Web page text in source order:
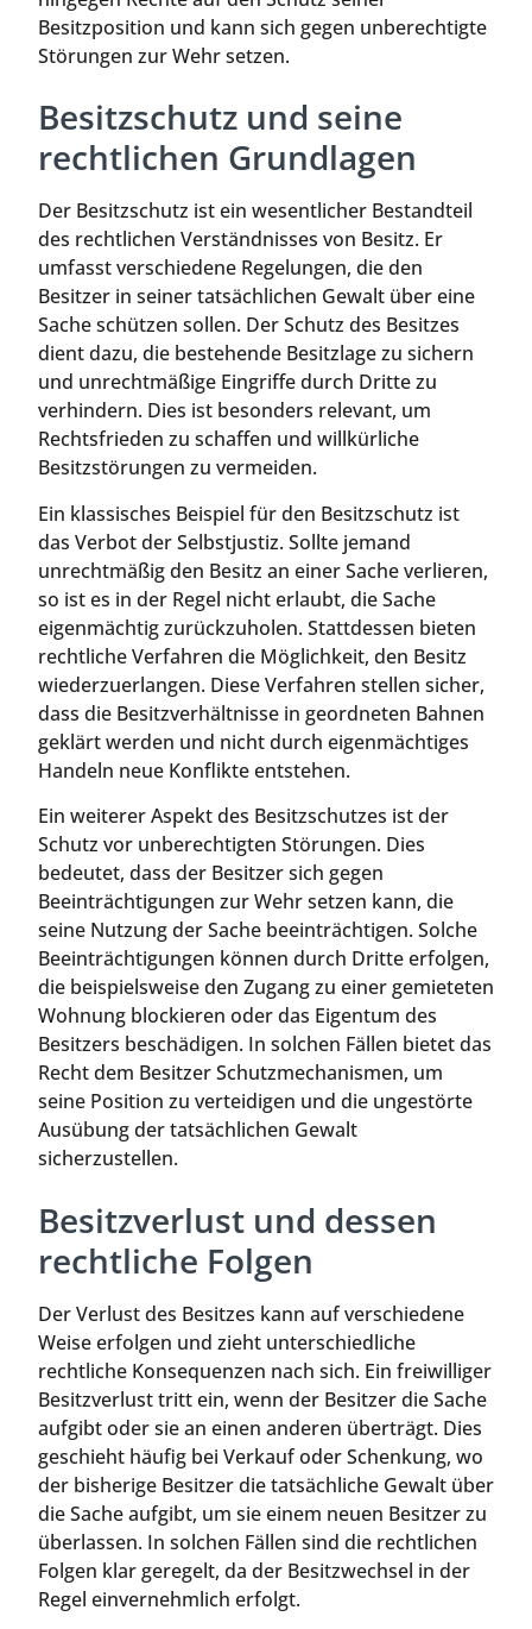
Besitzposition und kann sich gegen unberechtigte
Störungen zur Wehr setzen.
Besitzschutz und seine
rechtlichen Grundlagen
Der Besitzschutz ist ein wesentlicher Bestandteil
des rechtlichen Verständnisses von Besitz. Er
umfasst verschiedene Regelungen, die den
Besitzer in seiner tatsächlichen Gewalt über eine
Sache schützen sollen. Der Schutz des Besitzes
dient dazu, die bestehende Besitzlage zu sichern
und unrechtmäßige Eingriffe durch Dritte zu
verhindern. Dies ist besonders relevant, um
Rechtsfrieden zu schaffen und willkürliche
Besitzstörungen zu vermeiden.
Ein klassisches Beispiel für den Besitzschutz ist
das Verbot der Selbstjustiz. Sollte jemand
unrechtmäßig den Besitz an einer Sache verlieren,
so ist es in der Regel nicht erlaubt, die Sache
eigenmächtig zurückzuholen. Stattdessen bieten
rechtliche Verfahren die Möglichkeit, den Besitz
wiederzuerlangen. Diese Verfahren stellen sicher,
dass die Besitzverhältnisse in geordneten Bahnen
geklärt werden und nicht durch eigenmächtiges
Handeln neue Konflikte entstehen.
Ein weiterer Aspekt des Besitzschutzes ist der
Schutz vor unberechtigten Störungen. Dies
bedeutet, dass der Besitzer sich gegen
Beeinträchtigungen zur Wehr setzen kann, die
seine Nutzung der Sache beeinträchtigen. Solche
Beeinträchtigungen können durch Dritte erfolgen,
die beispielsweise den Zugang zu einer gemieteten
Wohnung blockieren oder das Eigentum des
Besitzers beschädigen. In solchen Fällen bietet das
Recht dem Besitzer Schutzmechanismen, um
seine Position zu verteidigen und die ungestörte
Ausübung der tatsächlichen Gewalt
sicherzustellen.
Besitzverlust und dessen
rechtliche Folgen
Der Verlust des Besitzes kann auf verschiedene
Weise erfolgen und zieht unterschiedliche
rechtliche Konsequenzen nach sich. Ein freiwilliger
Besitzverlust tritt ein, wenn der Besitzer die Sache
aufgibt oder sie an einen anderen überträgt. Dies
geschieht häufig bei Verkauf oder Schenkung, wo
der bisherige Besitzer die tatsächliche Gewalt über
die Sache aufgibt, um sie einem neuen Besitzer zu
überlassen. In solchen Fällen sind die rechtlichen
Folgen klar geregelt, da der Besitzwechsel in der
Regel einvernehmlich erfolgt.